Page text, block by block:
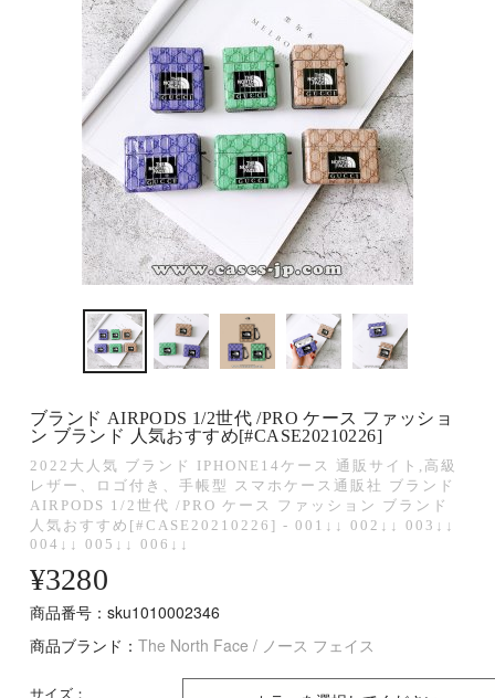
ブランド AIRPODS 1/2世代 /PRO ケース ファッショ
ン ブランド 人気おすすめ[#CASE20210226]
2022大人気 ブランド IPHONE14ケース 通販サイト,高級
レザー、ロゴ付き、手帳型 スマホケース通販社 ブランド
AIRPODS 1/2世代 /PRO ケース ファッション ブランド
人気おすすめ[#CASE20210226] - 001↓↓ 002↓↓ 003↓↓
004↓↓ 005↓↓ 006↓↓
¥3280
商品番号：sku1010002346
商品ブランド： The North Face / ノース フェイス
サイズ：